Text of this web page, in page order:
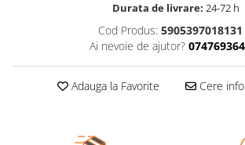
Durata de livrare: 24-72 h
Cod Produs: 5905397018131
Ai nevoie de ajutor?
Adauga la Favorite Cere